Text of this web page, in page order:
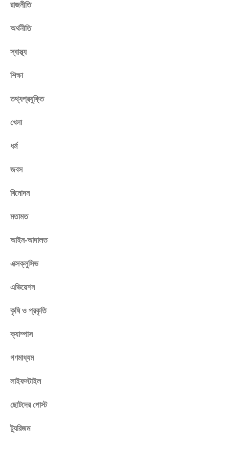
রাজনীতি
অর্থনীতি
স্বাস্থ্য
শিক্ষা
তথ্যপ্রযুক্তি
খেলা
ধর্ম
জবস
বিনোদন
মতামত
আইন-আদালত
এক্সক্লুসিভ
এভিয়েশন
কৃষি ও প্রকৃতি
ক্যাম্পাস
গণমাধ্যম
লাইফস্টাইল
ছোটদের পোস্ট
ট্যুরিজম